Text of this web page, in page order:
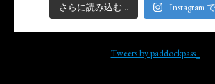
さらに読み込む... Instagram
Tweets by paddockpass_